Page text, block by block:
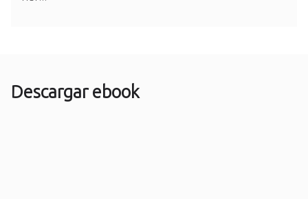
Descargar ebook